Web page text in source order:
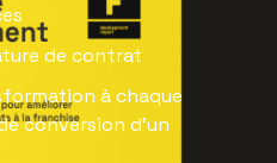
de contrat
à chaque
conversion d'un